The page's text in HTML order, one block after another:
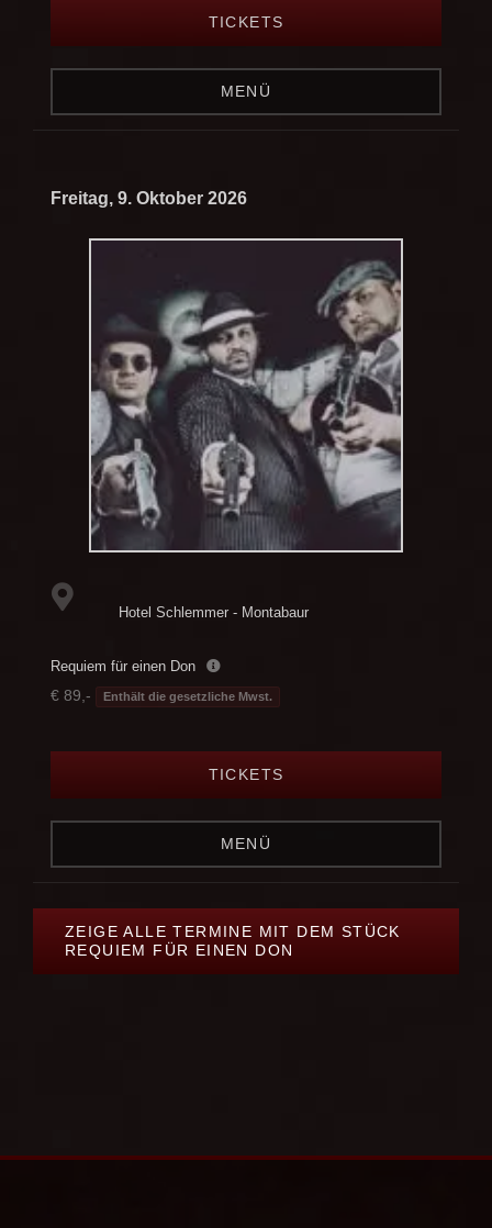
TICKETS
MENÜ
Freitag, 9. Oktober 2026
Hotel Schlemmer - Montabaur
Requiem für einen Don
€ 89,- Enthält die gesetzliche Mwst.
TICKETS
MENÜ
ZEIGE ALLE TERMINE MIT DEM STÜCK
REQUIEM FÜR EINEN DON